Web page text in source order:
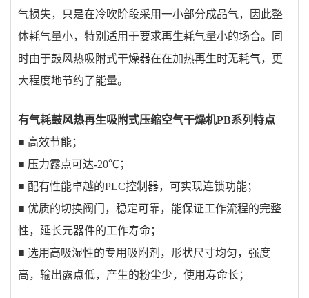
气损失，只是在冷吹阶段采用一小部分成品气，因此整
体耗气量小，特别适用于要求再生耗气量小的场合。同
时由于鼓风热吸附式干燥器在在加热再生时无耗气，更
大程度地节约了能量。
有气耗鼓风热再生吸附式压缩空气干燥机PB系列特点
■ 高效节能；
■ 压力露点可达-20℃；
■ 配有性能卓越的PLC控制器，可实现连锁功能；
■ 优质的切换阀门，稳定可靠，能保证工作流程的完整
性，延长元器件的工作寿命；
■ 选用高吸湿性的专用吸附剂，形状尺寸均匀，强度
高，输出露点低，产生的粉尘少，使用寿命长；